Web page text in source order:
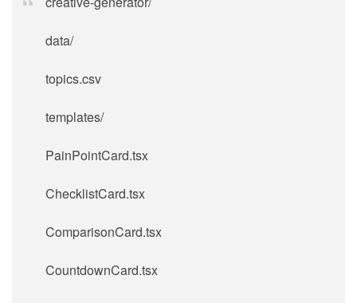
data/
topics.csv
templates/
PainPointCard.tsx
ChecklistCard.tsx
ComparisonCard.tsx
CountdownCard.tsx